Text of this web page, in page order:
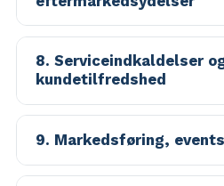
8. Serviceindkaldelser
kundetilfredshed
9. Markedsføring,